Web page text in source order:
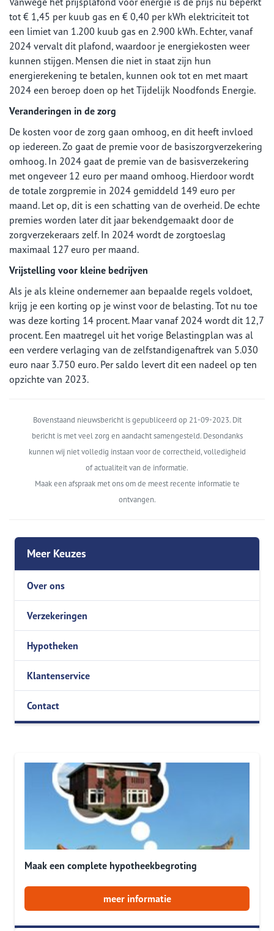
tot € 1,45 per kuub gas en € 0,40 per kWh elektriciteit tot
een limiet van 1.200 kuub gas en 2.900 kWh. Echter, vanaf
2024 vervalt dit plafond, waardoor je energiekosten weer
kunnen stijgen. Mensen die niet in staat zijn hun
energierekening te betalen, kunnen ook tot en met maart
2024 een beroep doen op het Tijdelijk Noodfonds Energie.
Veranderingen in de zorg
De kosten voor de zorg gaan omhoog, en dit heeft invloed
op iedereen. Zo gaat de premie voor de basiszorgverzekering
omhoog. In 2024 gaat de premie van de basisverzekering
met ongeveer 12 euro per maand omhoog. Hierdoor wordt
de totale zorgpremie in 2024 gemiddeld 149 euro per
maand. Let op, dit is een schatting van de overheid. De echte
premies worden later dit jaar bekendgemaakt door de
zorgverzekeraars zelf. In 2024 wordt de zorgtoeslag
maximaal 127 euro per maand.
Vrijstelling voor kleine bedrijven
Als je als kleine ondernemer aan bepaalde regels voldoet,
krijg je een korting op je winst voor de belasting. Tot nu toe
was deze korting 14 procent. Maar vanaf 2024 wordt dit 12,7
procent. Een maatregel uit het vorige Belastingplan was al
een verdere verlaging van de zelfstandigenaftrek van 5.030
euro naar 3.750 euro. Per saldo levert dit een nadeel op ten
opzichte van 2023.
Bovenstaand nieuwsbericht is gepubliceerd op 21-09-2023. Dit
bericht is met veel zorg en aandacht samengesteld. Desondanks
kunnen wij niet volledig instaan voor de correctheid, volledigheid
of actualiteit van de informatie.
Maak een afspraak met ons om de meest recente informatie te
ontvangen.
Meer Keuzes
Over ons
Verzekeringen
Hypotheken
Klantenservice
Contact
Maak een complete hypotheekbegroting
meer informatie